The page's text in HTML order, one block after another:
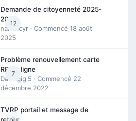
12
Demande de citoyenneté 2025-
2026
nanancyr · Commencé 18 août
2025
7
Problème renouvellement carte
RP en ligne
Davidgigi5 · Commencé 22
décembre 2022
0
TVRP portail et message de
retour